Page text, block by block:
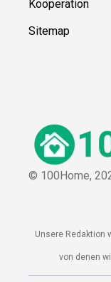
Kooperation
Sitemap
© 100Home,
Unsere Redaktion
von denen